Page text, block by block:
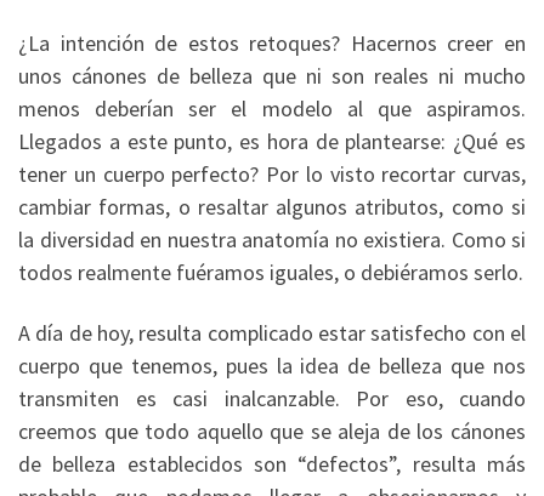
¿La intención de estos retoques? Hacernos creer en
unos cánones de belleza que ni son reales ni mucho
menos deberían ser el modelo al que aspiramos.
Llegados a este punto, es hora de plantearse: ¿Qué es
tener un cuerpo perfecto? Por lo visto recortar curvas,
cambiar formas, o resaltar algunos atributos, como si
la diversidad en nuestra anatomía no existiera. Como si
todos realmente fuéramos iguales, o debiéramos serlo.
A día de hoy, resulta complicado estar satisfecho con el
cuerpo que tenemos, pues la idea de belleza que nos
transmiten es casi inalcanzable. Por eso, cuando
creemos que todo aquello que se aleja de los cánones
de belleza establecidos son “defectos”, resulta más